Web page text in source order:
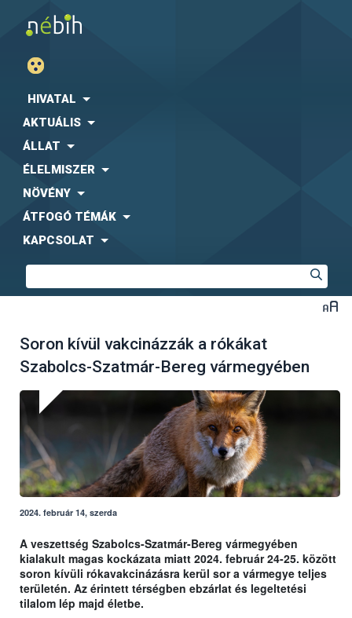
HIVATAL
AKTUÁLIS
ÁLLAT
ÉLELMISZER
NÖVÉNY
ÁTFOGÓ TÉMÁK
KAPCSOLAT
Soron kívül vakcinázzák a rókákat
Szabolcs-Szatmár-Bereg vármegyében
2024. február 14, szerda
A veszettség Szabolcs-Szatmár-Bereg vármegyében
kialakult magas kockázata miatt 2024. február 24-25. között
soron kívüli rókavakcinázásra kerül sor a vármegye teljes
területén. Az érintett térségben ebzárlat és legeltetési
tilalom lép majd életbe.